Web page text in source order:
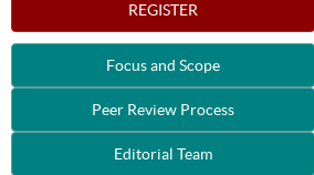
REGISTER
Focus and Scope
Peer Review Process
Editorial Team